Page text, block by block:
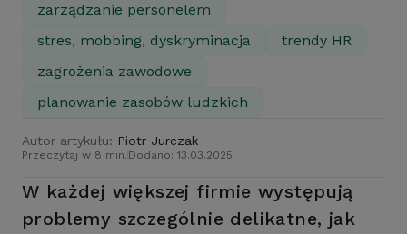
zarządzanie personelem
stres, mobbing, dyskryminacja
trendy HR
zagrożenia zawodowe
planowanie zasobów ludzkich
Autor artykułu: Piotr Jurczak
Przeczytaj w 8 min. Dodano: 13.03.2025
W każdej większej firmie występują
problemy szczególnie delikatne, jak